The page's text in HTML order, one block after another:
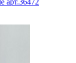
арт.36472